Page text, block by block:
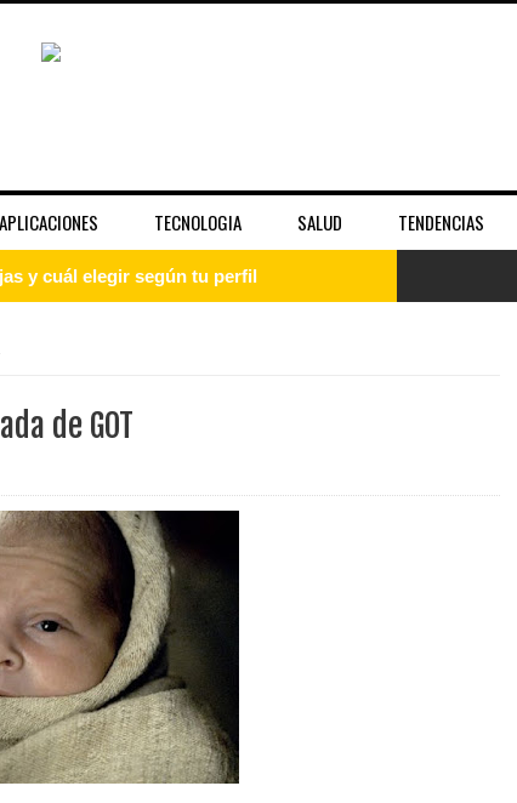
APLICACIONES TECNOLOGIA SALUD TENDENCIAS
a paso para principiantes
la imagen pública de las celebridades
bien y cuándo no es suficiente
de noticias en internet
cómo funcionan y qué ofrecen
artificial sin ser experto
semana explicada sin tecnicismos
en internet y qué viene después
de GOT